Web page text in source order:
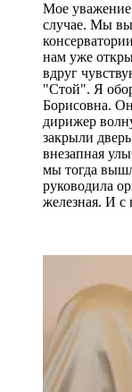
Мое уважение
случае. Мы
нам уже
вдруг
"Стой". Я
Борисовна.
дирижер
закрыли
внезапная
мы тогда
руководила
железная. И с